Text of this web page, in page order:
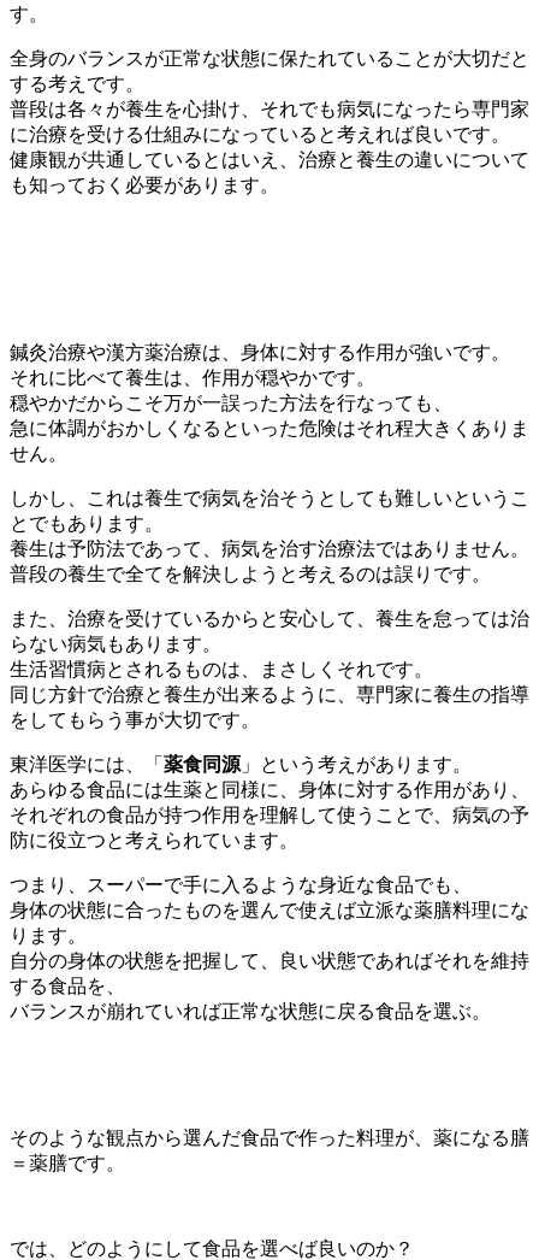
す。
全身のバランスが正常な状態に保たれていることが大切だと
する考えです。
普段は各々が養生を心掛け、それでも病気になったら専門家
に治療を受ける仕組みになっていると考えれば良いです。
健康観が共通しているとはいえ、治療と養生の違いについて
も知っておく必要があります。
鍼灸治療や漢方薬治療は、身体に対する作用が強いです。
それに比べて養生は、作用が穏やかです。
穏やかだからこそ万が一誤った方法を行なっても、
急に体調がおかしくなるといった危険はそれ程大きくありま
せん。
しかし、これは養生で病気を治そうとしても難しいというこ
とでもあります。
養生は予防法であって、病気を治す治療法ではありません。
普段の養生で全てを解決しようと考えるのは誤りです。
また、治療を受けているからと安心して、養生を怠っては治
らない病気もあります。
生活習慣病とされるものは、まさしくそれです。
同じ方針で治療と養生が出来るように、専門家に養生の指導
をしてもらう事が大切です。
東洋医学には、「 薬食同源 」という考えがあります。
あらゆる食品には生薬と同様に、身体に対する作用があり、
それぞれの食品が持つ作用を理解して使うことで、病気の予
防に役立つと考えられています。
つまり、スーパーで手に入るような身近な食品でも、
身体の状態に合ったものを選んで使えば立派な薬膳料理にな
ります。
自分の身体の状態を把握して、良い状態であればそれを維持
する食品を、
バランスが崩れていれば正常な状態に戻る食品を選ぶ。
そのような観点から選んだ食品で作った料理が、薬になる膳
＝薬膳です。
では、どのようにして食品を選べば良いのか？